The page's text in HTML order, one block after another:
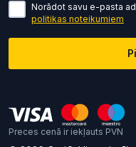
Norādot savu e-pasta
politikas noteikumiem
Preces cenā ir iekļauts PVN